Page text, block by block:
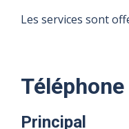
Les services sont
Téléphone
Principal